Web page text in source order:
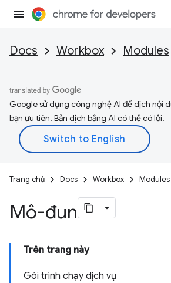
Docs Workbox Modules
Google sử dụng công nghệ AI để dịch nội
bạn ưu tiên. Bản dịch bằng AI có thể có lỗi.
Trang chủ Docs Workbox Modules
Mô-đun
Trên trang này
Gói trình chạy dịch vụ